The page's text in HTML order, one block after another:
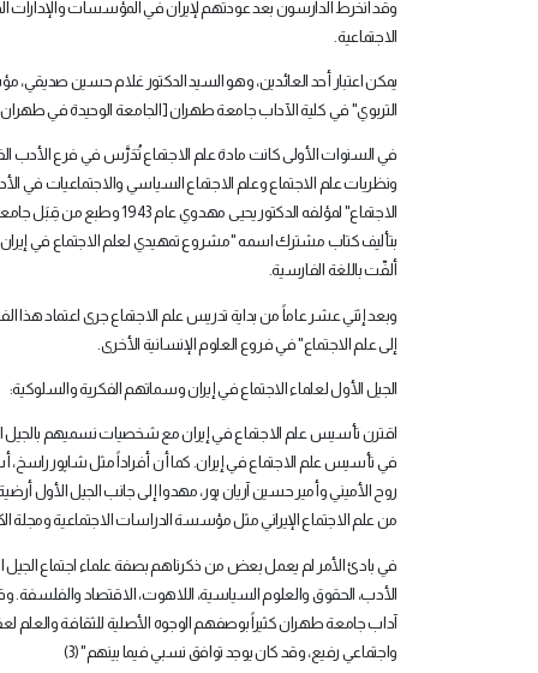
وقد انخرط الدارسون بعد عودتهم لإيران في المؤسسات والإدارات
الاجتماعية
التربوي" في كلية الآداب جامعة طهران [الجامعة الوحيدة في
في السنوات الأولى كانت مادة علم الاجتماع تُدَرَّس في فرع
ونظريات علم الاجتماع وعلم الاجتماع السياسي والاجتماعيات
ألفّت باللغة الفارسية.
وبعد إثني عشر عاماً من بداية تدريس علم الاجتماع جرى اعتماد
إلى علم الاجتماع" في فروع العلوم الإنسانية الأخرى
الجيل الأول لعلماء الاجتماع في إيران وسماتهم الفكرية والسلوكية:
اقترن تأسيس علم الاجتماع في إيران مع شخصيات نسميهم
في تأسيس علم الاجتماع في إيران. كما أن أفراداً مثل شاپور
روح الأميني وأمير حسين آريان پور، مهدوا إلى جانب الجيل الأول
من علم الاجتماع الإيراني مثل مؤسسة الدراسات الاجتماعية ومجلة
في بادئ الأمر لم يعمل بعض من ذكرناهم بصفة علماء اجتماع الجيل
الأدب، الحقوق والعلوم السياسية، اللاهوت، الاقتصاد
واجتماعي رفيع، وقد كان يوجد توافق نسبي فيما بينهم" (3)